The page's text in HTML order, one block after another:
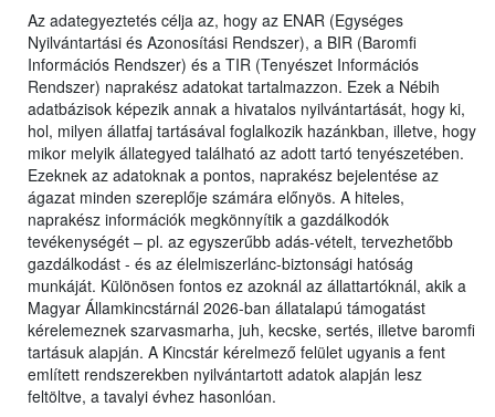
Az adategyeztetés célja az, hogy az ENAR (Egységes
Nyilvántartási és Azonosítási Rendszer), a BIR (Baromfi
Információs Rendszer) és a TIR (Tenyészet Információs
Rendszer) naprakész adatokat tartalmazzon. Ezek a Nébih
adatbázisok képezik annak a hivatalos nyilvántartását, hogy ki,
hol, milyen állatfaj tartásával foglalkozik hazánkban, illetve, hogy
mikor melyik állategyed található az adott tartó tenyészetében.
Ezeknek az adatoknak a pontos, naprakész bejelentése az
ágazat minden szereplője számára előnyös. A hiteles,
naprakész információk megkönnyítik a gazdálkodók
tevékenységét – pl. az egyszerűbb adás-vételt, tervezhetőbb
gazdálkodást - és az élelmiszerlánc-biztonsági hatóság
munkáját. Különösen fontos ez azoknál az állattartóknál, akik a
Magyar Államkincstárnál 2026-ban állatalapú támogatást
kérelemeznek szarvasmarha, juh, kecske, sertés, illetve baromfi
tartásuk alapján. A Kincstár kérelmező felület ugyanis a fent
említett rendszerekben nyilvántartott adatok alapján lesz
feltöltve, a tavalyi évhez hasonlóan.